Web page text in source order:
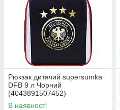
Рюкзак дитячий supersumka
DFB 9 л Чорний
(4043891507452)
В наявності